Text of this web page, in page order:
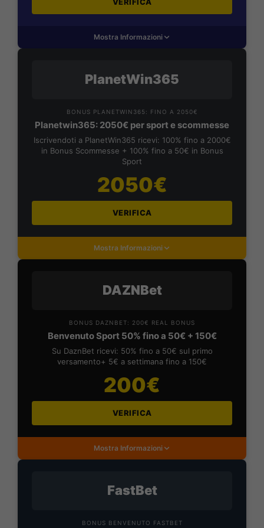
Mostra Informazioni
PlanetWin365
BONUS PLANETWIN365: FINO A 2050€
Planetwin365: 2050€ per sport e scommesse
Iscrivendoti a PlanetWin365 ricevi: 100% fino a 2000€
in Bonus Scommesse + 100% fino a 50€ in Bonus
Sport
2050€
VERIFICA
Mostra Informazioni
DAZNBet
BONUS DAZNBET: 200€ REAL BONUS
Benvenuto Sport 50% fino a 50€ + 150€
Su DaznBet ricevi: 50% fino a 50€ sul primo
versamento+ 5€ a settimana fino a 150€
200€
VERIFICA
Mostra Informazioni
FastBet
BONUS BENVENUTO FASTBET